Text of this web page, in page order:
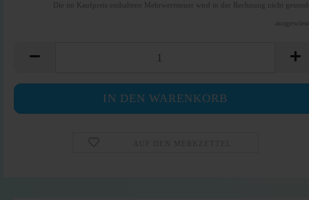
Die im Kaufpreis enthaltene Mehrwertsteuer wird in der Rechnung nicht